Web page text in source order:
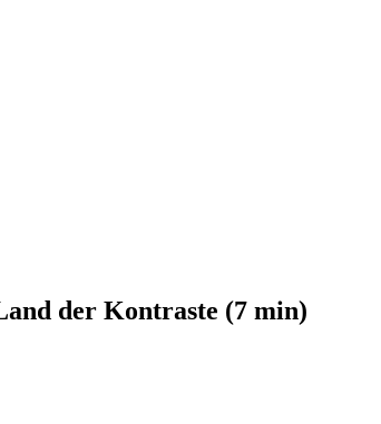
der Kontraste (7 min)